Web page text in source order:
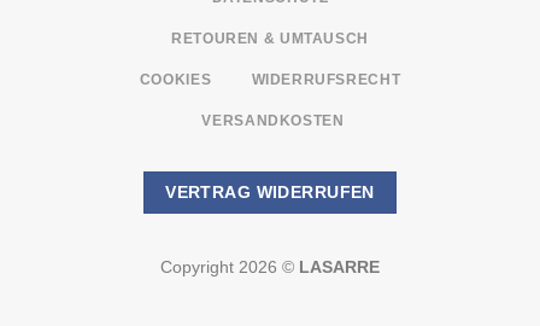
RETOUREN & UMTAUSCH
COOKIES WIDERRUFSRECHT
VERSANDKOSTEN
VERTRAG WIDERRUFEN
Copyright 2026 © LASARRE